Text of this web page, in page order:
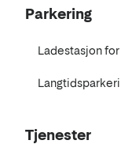
Parkering
Ladestasjon
Tjenester